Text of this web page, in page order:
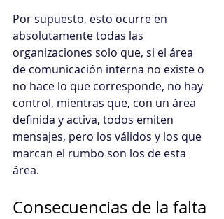
Por supuesto, esto ocurre en
absolutamente todas las
organizaciones solo que, si el área
de comunicación interna no existe o
no hace lo que corresponde, no hay
control, mientras que, con un área
definida y activa, todos emiten
mensajes, pero los válidos y los que
marcan el rumbo son los de esta
área.
Consecuencias de la falta